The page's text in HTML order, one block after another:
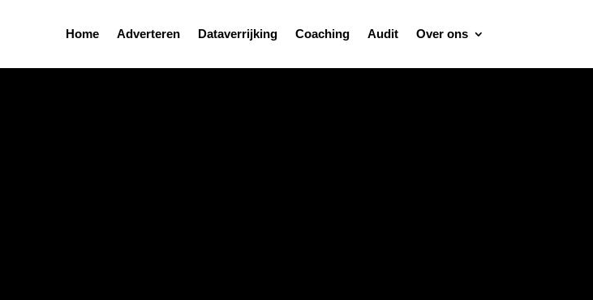
Home Adverteren Dataverrijking Coaching Audit Over ons